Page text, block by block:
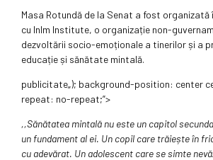
Masa Rotundă de la Senat a fost
cu InIm Institute, o organizație non-
dezvoltării socio-emoționale a tinerilor și a
educație și sănătate mintală.
publicitate„); background-position: center
repeat: no-repeat;”>
,,Sănătatea mintală nu este un capitol
un fundament al ei. Un copil care trăiește în
cu adevărat. Un adolescent care se simte